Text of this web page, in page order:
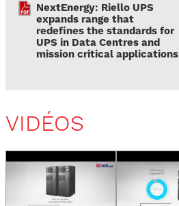
NextEnergy: Riello UPS
expands range that
redefines the standards for
UPS in Data Centres and
mission critical applications
VIDÉOS